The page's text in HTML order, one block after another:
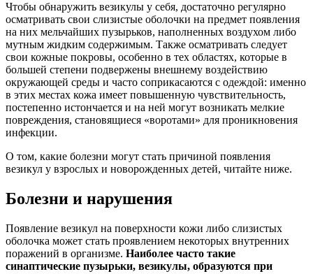
Чтобы обнаружить везикулы у себя, достаточно регулярно
осматривать свои слизистые оболочки на предмет появления
на них мельчайших пузырьков, наполненных воздухом либо
мутным жидким содержимым. Также осматривать следует
свои кожные покровы, особенно в тех областях, которые в
большей степени подвержены внешнему воздействию
окружающей среды и часто соприкасаются с одеждой: именно
в этих местах кожа имеет повышенную чувствительность,
постепенно истончается и на ней могут возникать мелкие
повреждения, становящиеся «воротами» для проникновения
инфекции.
О том, какие болезни могут стать причиной появления
везикул у взрослых и новорожденных детей, читайте ниже.
Болезни и нарушения
Появление везикул на поверхности кожи либо слизистых
оболочка может стать проявлением некоторых внутренних
поражений в организме. Наиболее часто такие
синаптические пузырьки, везикулы, образуются при